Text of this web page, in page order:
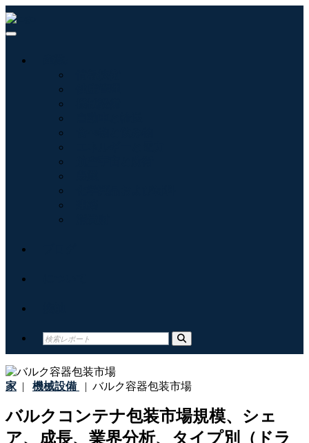
家 | 機械設備 | バルク容器包装市場
バルクコンテナ包装市場規模、シェ
ア、成長、業界分析、タイプ別（ドラ